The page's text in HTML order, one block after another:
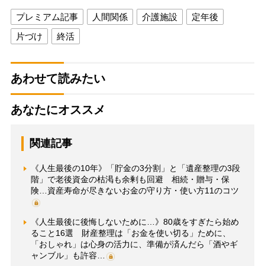
プレミアム記事 人間関係 介護施設
定年後
片づけ
終活
あわせて読みたい
あなたにオススメ
関連記事
《人生最後の10年》「貯金の3分割」と「遺産整理の3段
階」で老後資金の枯渇も余剰も回避 相続・贈与・保
険…資産寿命が尽きないお金の守り方・使い方11のコツ
《人生最後に後悔しないために…》80歳をすぎたら始め
ること16選 財産整理は「お金を使い切る」ために、
「おしゃれ」は心身の活力に、準備が済んだら「酒やギ
ャンブル」も許容…